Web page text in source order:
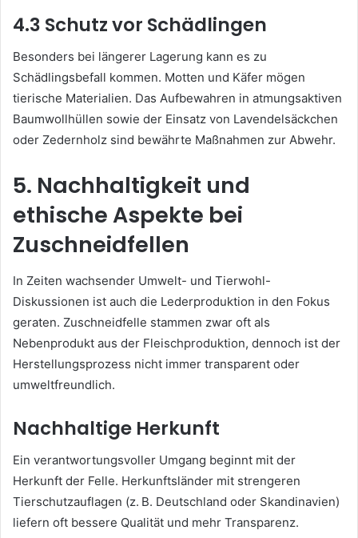
4.3 Schutz vor Schädlingen
Besonders bei längerer Lagerung kann es zu
Schädlingsbefall kommen. Motten und Käfer mögen
tierische Materialien. Das Aufbewahren in atmungsaktiven
Baumwollhüllen sowie der Einsatz von Lavendelsäckchen
oder Zedernholz sind bewährte Maßnahmen zur Abwehr.
5. Nachhaltigkeit und
ethische Aspekte bei
Zuschneidfellen
In Zeiten wachsender Umwelt- und Tierwohl-
Diskussionen ist auch die Lederproduktion in den Fokus
geraten. Zuschneidfelle stammen zwar oft als
Nebenprodukt aus der Fleischproduktion, dennoch ist der
Herstellungsprozess nicht immer transparent oder
umweltfreundlich.
Nachhaltige Herkunft
Ein verantwortungsvoller Umgang beginnt mit der
Herkunft der Felle. Herkunftsländer mit strengeren
Tierschutzauflagen (z. B. Deutschland oder Skandinavien)
liefern oft bessere Qualität und mehr Transparenz.